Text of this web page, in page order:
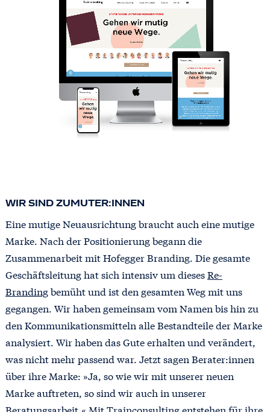
WIR SIND ZUMUTER:INNEN
Eine mutige Neuausrichtung braucht auch eine mutige
Marke. Nach der Positionierung begann die
Zusammenarbeit mit Hofegger Branding. Die gesamte
Geschäftsleitung hat sich intensiv um diesesRe-
Brandingbemüht und ist den gesamten Weg mit uns
gegangen. Wir haben gemeinsam vom Namen bis hin zu
den Kommunikationsmitteln alle Bestandteile der Marke
analysiert. Wir haben das Gute erhalten und verändert,
was nicht mehr passend war. Jetzt sagen Berater:innen
über ihre Marke: »Ja, so wie wir mit unserer neuen
Marke auftreten, so sind wir auch in unserer